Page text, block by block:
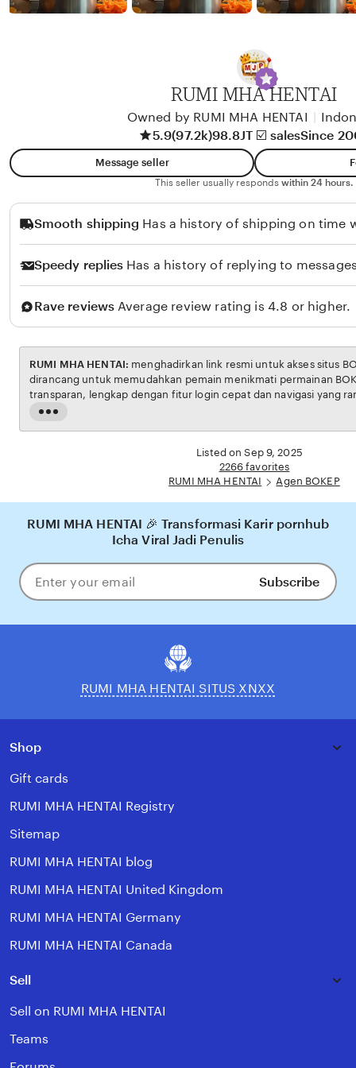
l
o
RUMI MHA HENTAI
Owned by RUMI MHA HENTAI
5.9(97.2k)98.8JT ☑️ salesSince
Message seller
This seller usually responds within 24 hours.
Smooth shipping Has a history of shipping on time
Speedy replies Has a history of replying to
Rave reviews Average review rating is 4.8 or higher.
Read
the
RUMI MHA HENTAI:
dirancang untuk memudahkan pemain menikmati permainan BOKEP dengan aman dan
transparan, lengkap dengan fitur login cepat dan navigasi yang ramah pengguna. Setiap
transaksi dijamin aman, sementara update hasil dan informasi permainan selalu tersedia
pecinta BOKEP online di Indonesia.Listed on Sep 9, 2025
2266 favorites
RUMI MHA HENTAI
Agen BOKEP
RUMI MHA HENTAI 🎉 Transformasi Karir pornhub
Icha Viral Jadi Penulis
Enter
your
Subscribe
RUMI MHA HENTAI SITUS XNXX
Shop
Gift cards
RUMI MHA HENTAI Registry
Sitemap
RUMI MHA HENTAI blog
RUMI MHA HENTAI United Kingdom
RUMI MHA HENTAI Germany
RUMI MHA HENTAI Canada
Sell
Sell on RUMI MHA HENTAI
Teams